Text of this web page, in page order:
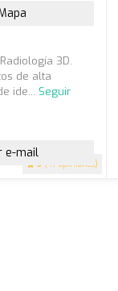
5 (47 opiniones)
3D.
de alta
ide... Seguir
e-mail